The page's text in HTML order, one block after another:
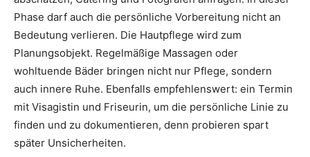
Phase darf auch die persönliche Vorbereitung nicht an
Bedeutung verlieren. Die Hautpflege wird zum
Planungsobjekt. Regelmäßige Massagen oder
wohltuende Bäder bringen nicht nur Pflege, sondern
auch innere Ruhe. Ebenfalls empfehlenswert: ein Termin
mit Visagistin und Friseurin, um die persönliche Linie zu
finden und zu dokumentieren, denn probieren spart
später Unsicherheiten.